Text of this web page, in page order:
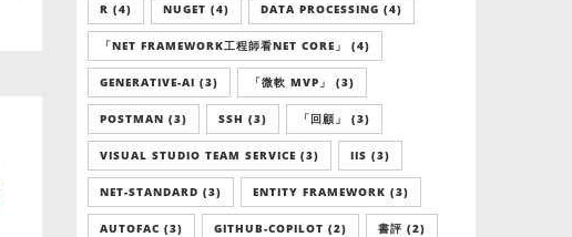
R (4) NUGET (4) DATA PROCESSING (4)
「NET FRAMEWORK工程師看NET CORE」 (4)
GENERATIVE-AI (3) 「微軟 MVP」 (3)
POSTMAN (3) SSH (3) 「回顧」 (3)
VISUAL STUDIO TEAM SERVICE (3) IIS (3)
NET-STANDARD (3) ENTITY FRAMEWORK (3)
AUTOFAC (3) GITHUB-COPILOT (2) 書評 (2)